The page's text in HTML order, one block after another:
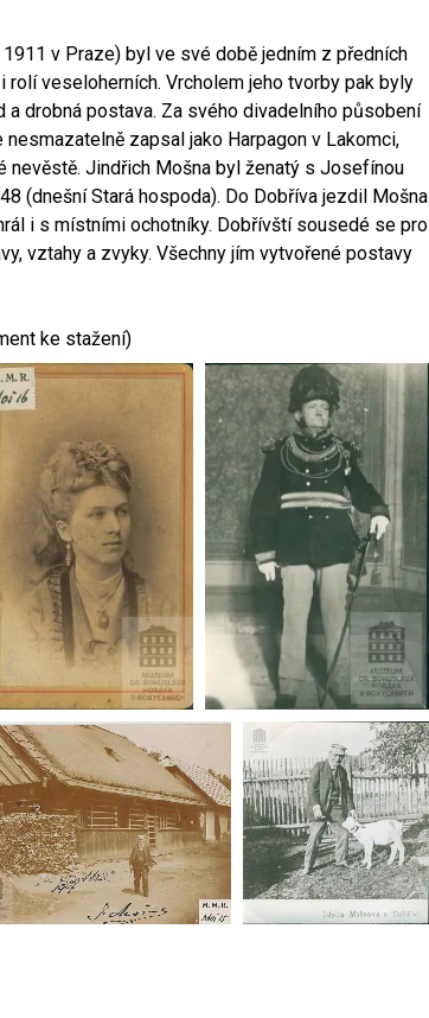
v Praze) byl ve své době jedním z předních
rolí veseloherních. Vrcholem jeho tvorby pak byly
drobná postava. Za svého divadelního působení
zapsal jako Harpagon v Lakomci,
nevěstě. Jindřich Mošna byl ženatý s Josefínou
(dnešní Stará hospoda). Do Dobříva jezdil Mošna
i s místními ochotníky. Dobřívští sousedé se pro
vztahy a zvyky. Všechny jím vytvořené postavy
ke stažení)